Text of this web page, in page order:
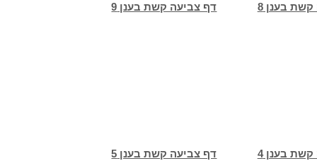
דף צביעה קשת בענן 9 בענן 8
דף צביעה קשת בענן 5 בענן 4